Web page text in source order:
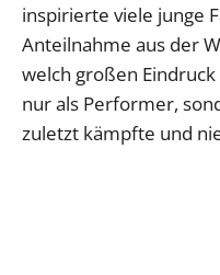
inspirierte viele junge
Anteilnahme aus der
welch großen
nur als Performer,
zuletzt kämpfte und